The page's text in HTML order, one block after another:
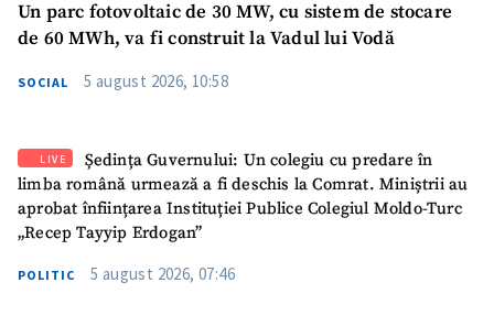
Un parc fotovoltaic de 30 MW, cu sistem de stocare
de 60 MWh, va fi construit la Vadul lui Vodă
SOCIAL 5 august 2026, 10:58
LIVE
Ședința Guvernului: Un colegiu cu predare în
limba română urmează a fi deschis la Comrat. Miniștrii au
aprobat înființarea Instituției Publice Colegiul Moldo-Turc
„Recep Tayyip Erdogan”
POLITIC 5 august 2026, 07:46